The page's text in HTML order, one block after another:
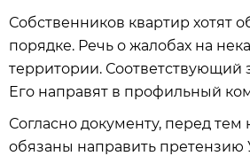
Собственников квартир
порядке. Речь о жалобах на
территории. Соответствующий
Его направят в профильный
Согласно документу, перед
обязаны направить претензию